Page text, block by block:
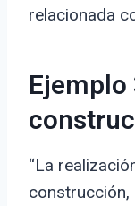
relacionada
“La